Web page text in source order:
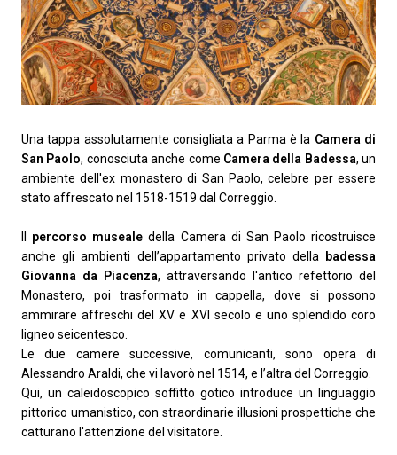
Una tappa assolutamente consigliata a Parma è la Camera di
San Paolo, conosciuta anche come Camera della Badessa, un
ambiente dell'ex monastero di San Paolo, celebre per essere
stato affrescato nel 1518-1519 dal Correggio.
percorso museale della Camera di San Paolo ricostruisce
anche gli ambienti dell’appartamento privato della
badessa
Giovanna da Piacenza, attraversando l'antico refettorio del
Monastero, poi trasformato in cappella, dove si possono
ammirare affreschi del XV e XVI secolo e uno splendido coro
ligneo seicentesco.
Le due camere successive, comunicanti, sono opera di
Alessandro Araldi, che vi lavorò nel 1514, e l’altra del Correggio.
Qui, un caleidoscopico soffitto gotico introduce un linguaggio
pittorico umanistico, con straordinarie illusioni prospettiche che
catturano l'attenzione del visitatore.